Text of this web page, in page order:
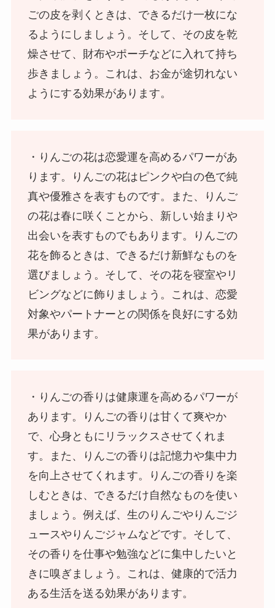
ごの皮を剥くときは、できるだけ一枚にな
るようにしましょう。そして、その皮を乾
燥させて、財布やポーチなどに入れて持ち
歩きましょう。これは、お金が途切れない
ようにする効果があります。
・りんごの花は恋愛運を高めるパワーがあ
ります。りんごの花はピンクや白の色で純
真や優雅さを表すものです。また、りんご
の花は春に咲くことから、新しい始まりや
出会いを表すものでもあります。りんごの
花を飾るときは、できるだけ新鮮なものを
選びましょう。そして、その花を寝室やリ
ビングなどに飾りましょう。これは、恋愛
対象やパートナーとの関係を良好にする効
果があります。
・りんごの香りは健康運を高めるパワーが
あります。りんごの香りは甘くて爽やか
で、心身ともにリラックスさせてくれま
す。また、りんごの香りは記憶力や集中力
を向上させてくれます。りんごの香りを楽
しむときは、できるだけ自然なものを使い
ましょう。例えば、生のりんごやりんごジ
ュースやりんごジャムなどです。そして、
その香りを仕事や勉強などに集中したいと
きに嗅ぎましょう。これは、健康的で活力
ある生活を送る効果があります。